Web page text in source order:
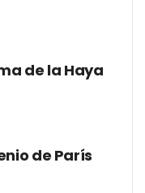
de la Haya
de París